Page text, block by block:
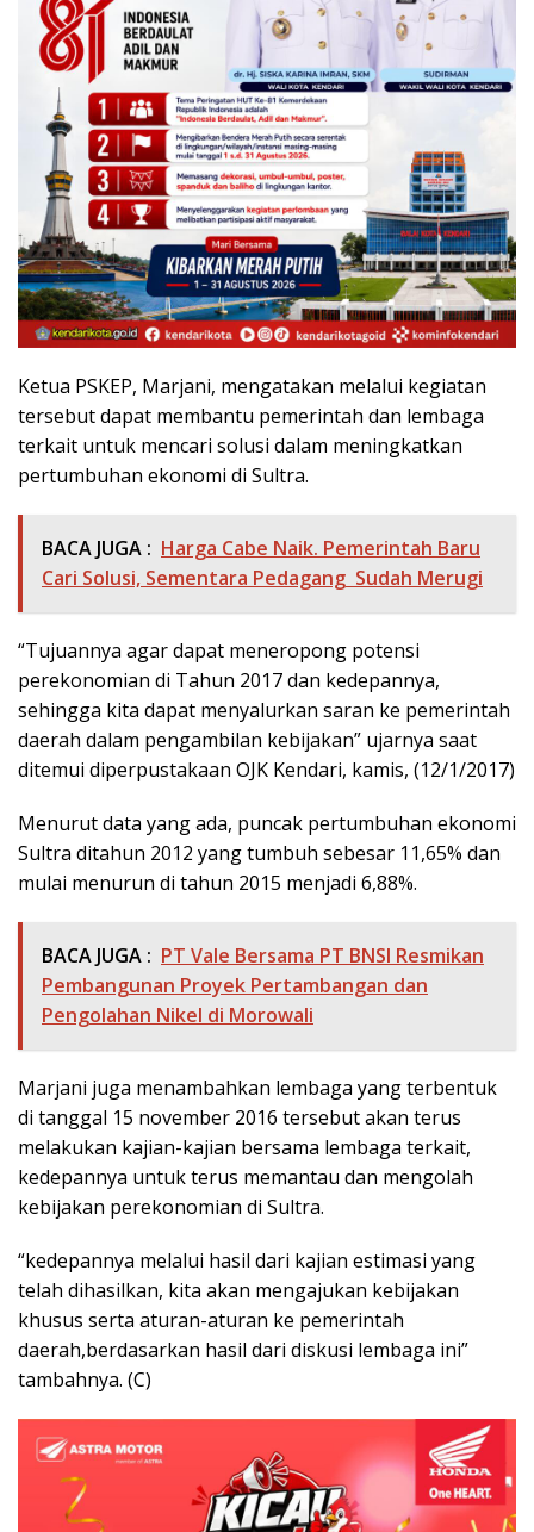
Ketua PSKEP, Marjani, mengatakan melalui kegiatan
tersebut dapat membantu pemerintah dan lembaga
terkait untuk mencari solusi dalam meningkatkan
pertumbuhan ekonomi di Sultra.
BACA JUGA : Harga Cabe Naik. Pemerintah Baru
Cari Solusi, Sementara Pedagang Sudah Merugi
“Tujuannya agar dapat meneropong potensi
perekonomian di Tahun 2017 dan kedepannya,
sehingga kita dapat menyalurkan saran ke pemerintah
daerah dalam pengambilan kebijakan” ujarnya saat
ditemui diperpustakaan OJK Kendari, kamis, (12/1/2017)
Menurut data yang ada, puncak pertumbuhan ekonomi
Sultra ditahun 2012 yang tumbuh sebesar 11,65% dan
mulai menurun di tahun 2015 menjadi 6,88%.
BACA JUGA : PT Vale Bersama PT BNSI Resmikan
Pembangunan Proyek Pertambangan dan
Pengolahan Nikel di Morowali
Marjani juga menambahkan lembaga yang terbentuk
di tanggal 15 november 2016 tersebut akan terus
melakukan kajian-kajian bersama lembaga terkait,
kedepannya untuk terus memantau dan mengolah
kebijakan perekonomian di Sultra.
“kedepannya melalui hasil dari kajian estimasi yang
telah dihasilkan, kita akan mengajukan kebijakan
khusus serta aturan-aturan ke pemerintah
daerah,berdasarkan hasil dari diskusi lembaga ini”
tambahnya. (C)